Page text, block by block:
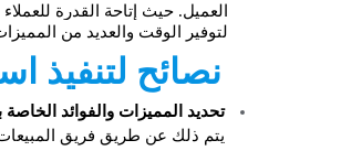
العميل. حيث إتاحة القدرة
لتوفير الوقت والعديد من
نصائح لتنفيذ
تحديد المميزات والفوائد
يتم ذلك عن طريق فريق المبيعات